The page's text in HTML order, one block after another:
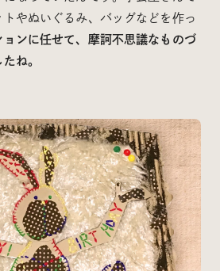
やぬいぐるみ、バッグなどを作っ
ンに任せて、摩訶不思議なものづ
ね。